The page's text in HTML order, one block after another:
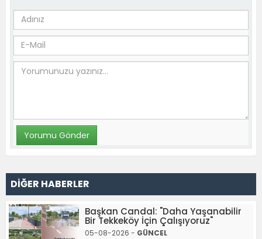
DİĞER HABERLER
Başkan Candal: "Daha Yaşanabilir
Bir Tekkeköy İçin Çalışıyoruz"
05-08-2026 - GÜNCEL